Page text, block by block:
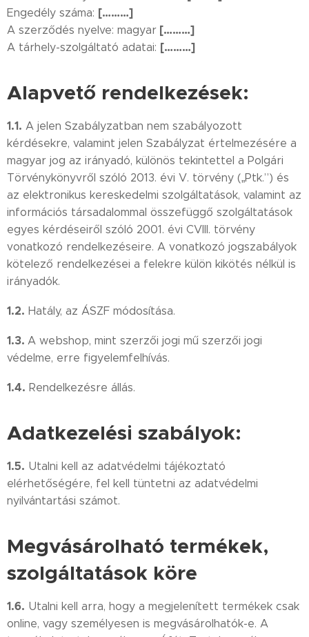
Engedély száma: [………]
A szerződés nyelve: magyar [………]
A tárhely-szolgáltató adatai: [………]
Alapvető rendelkezések:
1.1. A jelen Szabályzatban nem szabályozott
kérdésekre, valamint jelen Szabályzat értelmezésére a
magyar jog az irányadó, különös tekintettel a Polgári
Törvénykönyvről szóló 2013. évi V. törvény („Ptk.”) és
az elektronikus kereskedelmi szolgáltatások, valamint az
információs társadalommal összefüggő szolgáltatások
egyes kérdéseiről szóló 2001. évi CVIII. törvény
vonatkozó rendelkezéseire. A vonatkozó jogszabályok
kötelező rendelkezései a felekre külön kikötés nélkül is
irányadók.
1.2. Hatály, az ÁSZF módosítása.
1.3. A webshop, mint szerzői jogi mű szerzői jogi
védelme, erre figyelemfelhívás.
1.4. Rendelkezésre állás.
Adatkezelési szabályok:
1.5. Utalni kell az adatvédelmi tájékoztató
elérhetőségére, fel kell tüntetni az adatvédelmi
nyilvántartási számot.
Megvásárolható termékek,
szolgáltatások köre
1.6. Utalni kell arra, hogy a megjelenített termékek csak
online, vagy személyesen is megvásárolhatók-e. A